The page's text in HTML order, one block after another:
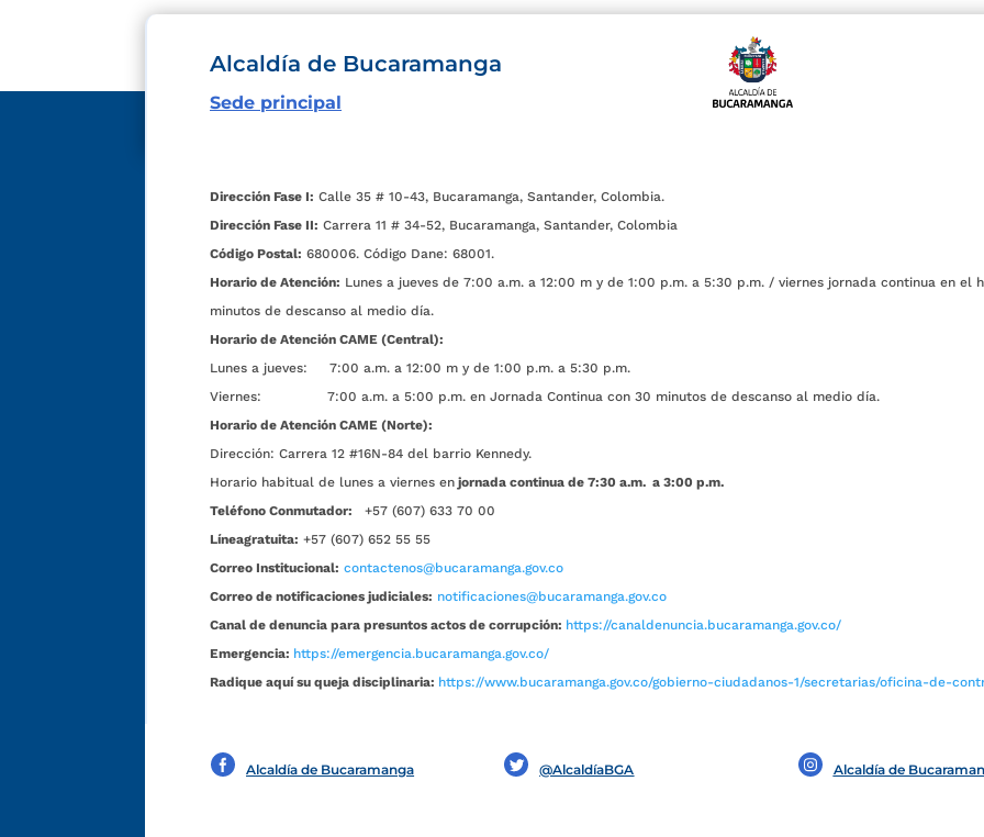
Alcaldía de Bucaramanga
Sede principal
Dirección Fase I: Calle 35 # 10-43, Bucaramanga, Santander, Colombia.
Dirección Fase II: Carrera 11 # 34-52, Bucaramanga, Santander, Colombia
Código Postal: 680006. Código Dane: 68001.
Horario de Atención: Lunes a jueves de 7:00 a.m. a 12:00 m y de 1:00 p.m. a 5:30 p.m. / viernes jornada continua en el
minutos de descanso al medio día.
Horario de Atención CAME (Central):
Lunes a jueves: 7:00 a.m. a 12:00 m y de 1:00 p.m. a 5:30 p.m.
Viernes: 7:00 a.m. a 5:00 p.m. en Jornada Continua con 30 minutos de descanso al medio día.
Horario de Atención CAME (Norte):
Dirección: Carrera 12 #16N-84 del barrio Kennedy.
Horario habitual de lunes a viernes en jornada continua de 7:30 a.m. a 3:00 p.m.
Teléfono Conmutador:
+57 (607) 633 70 00
Líneagratuita: +57 (607) 652 55 55
Correo Institucional: contactenos@bucaramanga.gov.co
Correo de notificaciones judiciales: notificaciones@bucaramanga.gov.co
Canal de denuncia para presuntos actos de corrupción: https://canaldenuncia.bucaramanga.gov.co/
Emergencia: https://emergencia.bucaramanga.gov.co/
Radique aquí su queja disciplinaria: https://www.bucaramanga.gov.co/gobierno-ciudadanos-1/secretarias/oficina-de-
Alcaldía de Bucaramanga @AlcaldíaBGA Alcaldía de